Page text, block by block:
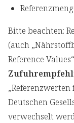
Bitte beachten:
(auch
Reference
Deutschen
verwechselt